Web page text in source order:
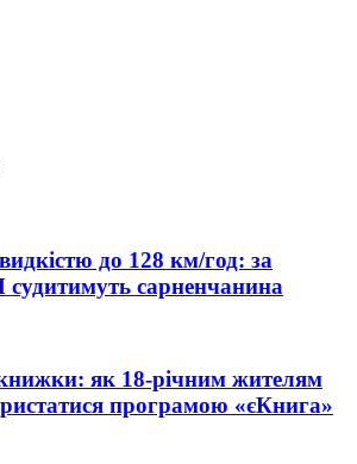
до 128 км/год: за
сарненчанина
як 18-річним жителям
програмою «єКнига»